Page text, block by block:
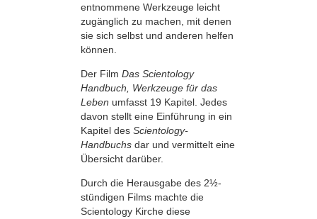
entnommene Werkzeuge leicht
zugänglich zu machen, mit denen
sie sich selbst und anderen helfen
können.
Der Film Das Scientology
Handbuch, Werkzeuge für das
Leben umfasst 19 Kapitel. Jedes
davon stellt eine Einführung in ein
Kapitel des Scientology-
Handbuchs dar und vermittelt eine
Übersicht darüber.
Durch die Herausgabe des 2½-
stündigen Films machte die
Scientology Kirche diese